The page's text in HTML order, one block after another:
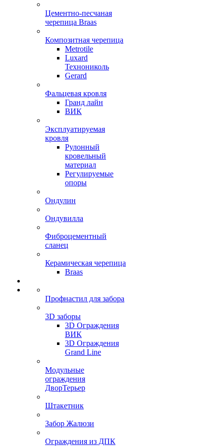
Цементно-песчаная
черепица Braas
Композитная черепица
Metrotile
Luxard
Технониколь
Gerard
Фальцевая кровля
Гранд лайн
ВИК
Эксплуатируемая
кровля
Рулонный
кровельный
материал
Регулируемые
опоры
Ондулин
Ондувилла
Фиброцементный
сланец
Керамическая черепица
Braas
Профнастил для забора
3D заборы
3D Ограждения
ВИК
3D Ограждения
Grand Line
Модульные
ограждения
ДворТерьер
Штакетник
Забор Жалюзи
Ограждения из ДПК